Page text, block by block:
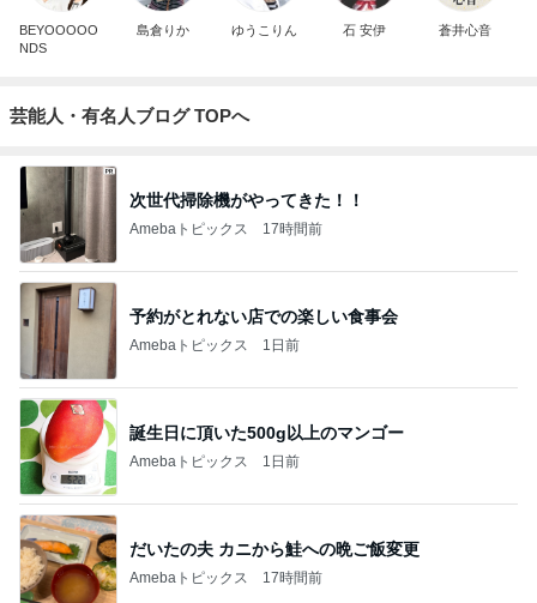
BEYOOOOO
NDS
島倉りか ゆうこりん 石 安伊 蒼井心音
芸能人・有名人ブログ TOPへ
次世代掃除機がやってきた！！
Amebaトピックス 17時間前
予約がとれない店での楽しい食事会
Amebaトピックス 1日前
誕生日に頂いた500g以上のマンゴー
Amebaトピックス 1日前
だいたの夫 カニから鮭への晩ご飯変更
Amebaトピックス 17時間前